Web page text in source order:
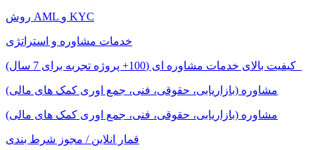
روش AML و KYC
خدمات مشاوره و استراتژی
مشاوره (بازاریابی، حقوقی، فنی، جمع اوری کمک های مالی)
مشاوره (بازاریابی، حقوقی، فنی، جمع اوری کمک های مالی)
قمار انلاین / مجوز شرط بندی